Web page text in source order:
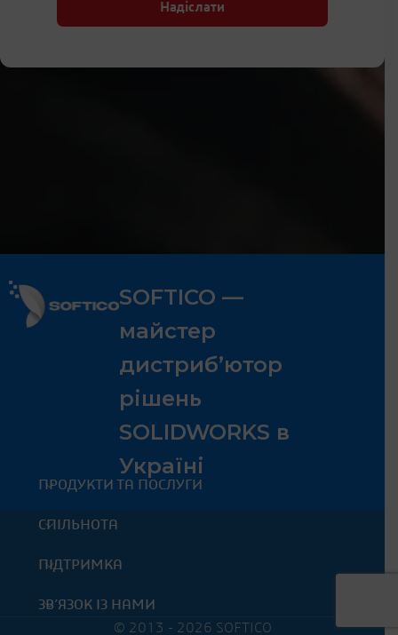
Надіслати
SOFTICO —
майстер
дистриб’ютор
рішень
SOLIDWORKS в
Україні
ПРОДУКТИ ТА ПОСЛУГИ
СПІЛЬНОТА
ПІДТРИМКА
ЗВ’ЯЗОК ІЗ НАМИ
© 2013 - 2026 SOFTICO